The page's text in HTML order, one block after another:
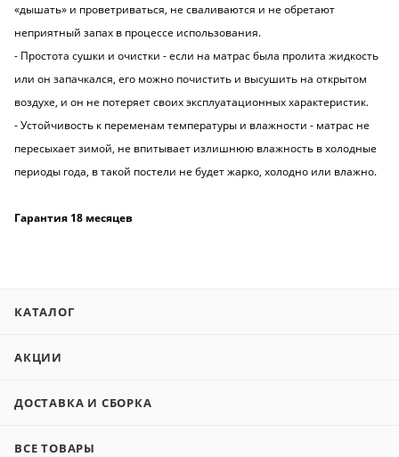
«дышать» и проветриваться, не сваливаются и не обретают
неприятный запах в процессе использования.
- Простота сушки и очистки - если на матрас была пролита жидкость
или он запачкался, его можно почистить и высушить на открытом
воздухе, и он не потеряет своих эксплуатационных характеристик.
- Устойчивость к переменам температуры и влажности - матрас не
пересыхает зимой, не впитывает излишнюю влажность в холодные
периоды года, в такой постели не будет жарко, холодно или влажно.
Гарантия 18 месяцев
КАТАЛОГ
АКЦИИ
ДОСТАВКА И СБОРКА
ВСЕ ТОВАРЫ